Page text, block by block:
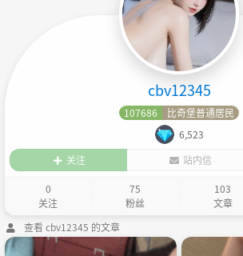
cbv12345
107686
比奇堡普通居民
6,523
关注
站内信
0
关注
75
粉丝
103
文章
查看 cbv12345 的文章